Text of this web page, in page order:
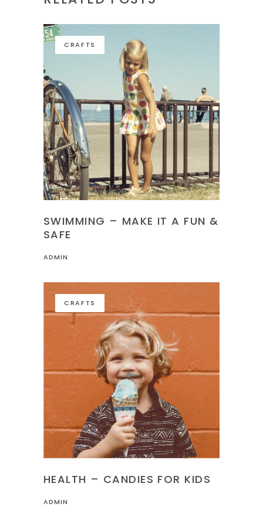
CRAFTS
SWIMMING – MAKE IT A FUN &
SAFE
ADMIN
CRAFTS
HEALTH – CANDIES FOR KIDS
ADMIN